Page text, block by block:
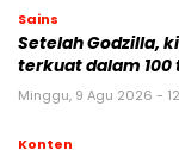
Sains
Setelah Godzilla,
terkuat dalam
Minggu, 9 Agu 2026 -
Konten